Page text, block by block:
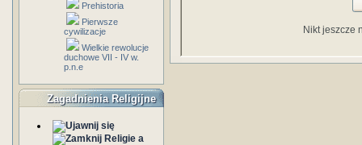
Prehistoria
Pierwsze
cywilizacje
Wielkie rewolucje
duchowe VII - IV w.
p.n.e
Zagadnienia Religijne
Religie a
Nikt jeszcze